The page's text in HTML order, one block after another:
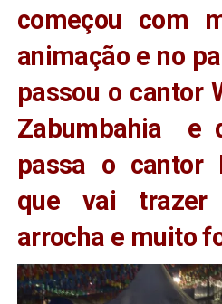
começou com
animação e no
passou o cantor
Zabumbahia e
passa o cantor
que vai trazer
arrocha e muito